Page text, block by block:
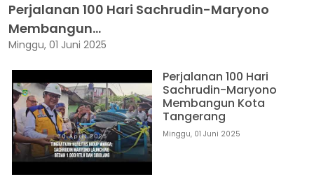
Perjalanan 100 Hari Sachrudin-Maryono
Membangun...
Minggu, 01 Juni 2025
Perjalanan 100 Hari
Sachrudin-Maryono
Membangun Kota
Tangerang
Minggu, 01 Juni 2025